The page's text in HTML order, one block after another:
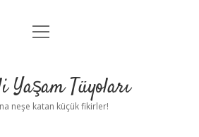
Anasayfa
Yasal Uyarı
menüyü
Yaşam Tüyoları
neşe katan küçük fikirler!